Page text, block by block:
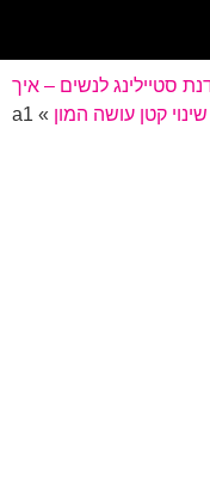
סטיילינג לנשים – איך
שינוי קטן עושה המון »
a1